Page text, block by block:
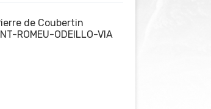
de Coubertin
ROMEU-ODEILLO-VIA